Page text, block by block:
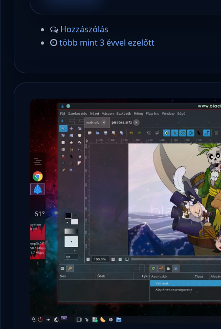
Hozzászólás
több mint 3 évvel ezelőtt